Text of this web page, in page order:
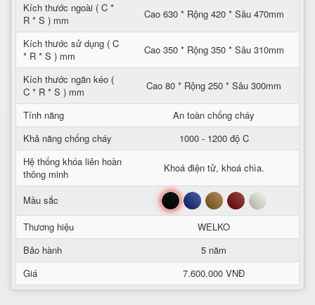
Kích thước ngoài ( C *
R * S ) mm
Cao 630 * Rộng 420 * Sâu 470mm
Kích thước sử dụng ( C
* R * S ) mm
Cao 350 * Rộng 350 * Sâu 310mm
Kích thước ngăn kéo (
C * R * S ) mm
Cao 80 * Rộng 250 * Sâu 300mm
Tính năng
An toàn chống cháy
Khả năng chống cháy
1000 - 1200 độ C
Hệ thống khóa liên hoàn
thông minh
Khoá điện tử, khoá chìa.
Mầu sắc Đen Xanh Nâu Đỏ Trắng
Thương hiệu
WELKO
Bảo hành
5 năm
Giá
7.600.000 VNĐ